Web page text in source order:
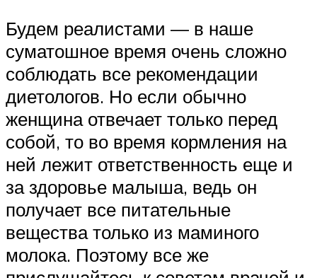
Будем реалистами — в наше
суматошное время очень сложно
соблюдать все рекомендации
диетологов. Но если обычно
женщина отвечает только перед
собой, то во время кормления на
ней лежит ответственность еще и
за здоровье малыша, ведь он
получает все питательные
вещества только из маминого
молока. Поэтому все же